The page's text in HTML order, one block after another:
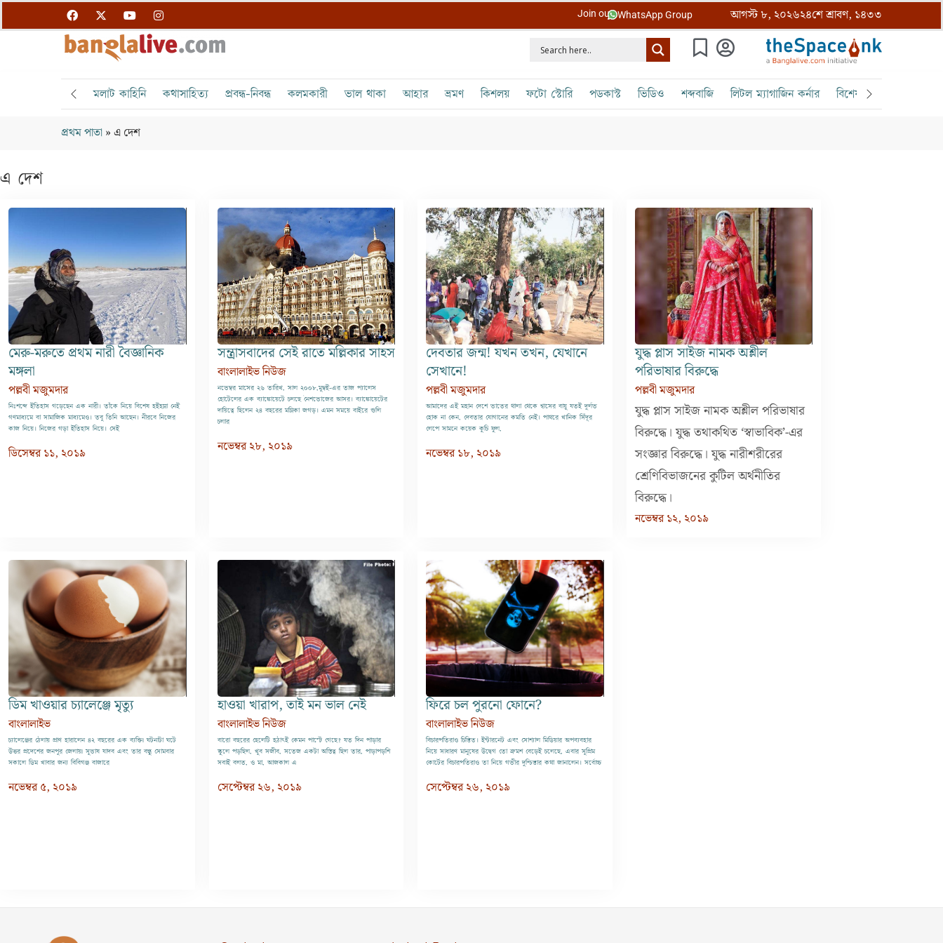
Join our WhatsApp Group আগস্ট ৮, ২০২৬২৪শে শ্রাবণ, ১৪৩৩
মলাট কাহিনি কথাসাহিত্য প্রবন্ধ-নিবন্ধ কলমকারী ভাল থাকা আহার ভ্রমণ কিশলয় ফটো স্টোরি পডকাস্ট ভিডিও শব্দবাজি লিটল ম্যাগাজিন কর্নার বিশেষ ক্রোড়পত্র
প্রথম পাতা »এ দেশ
এ দেশ
মেরু-মরুতে প্রথম নারী বৈজ্ঞানিক
মঙ্গলা
পল্লবী মজুমদার
নিঃশব্দে ইতিহাস গড়েছেন এক নারী। তাঁকে নিয়ে বিশেষ হইহল্লা নেই
গণমাধ্যমে বা সামাজিক মাধ্যমেও। তবু তিনি আছেন। নীরবে নিজের
কাজ নিয়ে। নিজের গড়া ইতিহাস নিয়ে। সেই
ডিসেম্বর ১১, ২০১৯
সন্ত্রাসবাদের সেই রাতে মল্লিকার সাহস
বাংলালাইভ নিউজ
নভেম্বর মাসের ২৬ তারিখ, সাল ২০০৮,মুম্বই-এর তাজ প্যালেস
হোটেলের এক ব্যাঙ্কোয়েটে চলছে নৈশভোজের আসর। ব্যাঙ্কোয়েটের
দায়িত্বে ছিলেন ২৪ বছরের মল্লিকা জগড়। এমন সময়ে বাইরে গুলি
চলার
নভেম্বর ২৮, ২০১৯
দেবতার জন্ম! যখন তখন, যেখানে
সেখানে!
পল্লবী মজুমদার
আমাদের এই মহান দেশে ভাতের থালা থেকে শ্বাসের বায়ু যতই দুর্লভ
হোক না কেন, দেবতার যোগানের কমতি নেই। পাথরে খানিক সিঁদূর
লেপে সামনে কয়েক কুচি ফুল,
নভেম্বর ১৮, ২০১৯
যুদ্ধ প্লাস সাইজ নামক অশ্লীল
পরিভাষার বিরুদ্ধে
পল্লবী মজুমদার
যুদ্ধ প্লাস সাইজ নামক অশ্লীল পরিভাষার
বিরুদ্ধে। যুদ্ধ তথাকথিত ‘স্বাভাবিক’-এর
সংজ্ঞার বিরুদ্ধে। যুদ্ধ নারীশরীরের
শ্রেণিবিভাজনের কুটিল অর্থনীতির
বিরুদ্ধে।
নভেম্বর ১২, ২০১৯
ডিম খাওয়ার চ্যালেঞ্জে মৃত্যু
বাংলালাইভ
চ্যালেঞ্জের ঠেলায় প্রাণ হারালেন ৪২ বছরের এক ব্যক্তি| ঘটনাটা ঘটে
উত্তর প্রদেশের জনপুর জেলায়| সুভাষ যাদব এবং তার বন্ধু সোমবার
সকালে ডিম খাবার জন্য বিবিগঞ্জ বাজারে
নভেম্বর ৫, ২০১৯
হাওয়া খারাপ, তাই মন ভাল নেই
বাংলালাইভ নিউজ
বারো বছরের ছেলেটি হঠাৎই কেমন পাল্টে গেছে? যত দিন পাড়ার
স্কুলে পড়ছিল, খুব সজীব, সতেজ একটা অস্তিত্ব ছিল তার, পাড়াপড়শি
সবাই বলত, ও মা, আজকাল এ
সেপ্টেম্বর ২৬, ২০১৯
ফিরে চল পুরনো ফোনে?
বাংলালাইভ নিউজ
বিচারপতিরাও চিন্তিত। ইন্টারনেট এবং সোশ্যাল মিডিয়ার অপব্যবহার
নিয়ে সাধারণ মানুষের উদ্বেগ তো ক্রমশ বেড়েই চলেছে, এবার সুপ্রিম
কোর্টের বিচারপতিরাও তা নিয়ে গভীর দুশ্চিন্তার কথা জানালেন। সর্বোচ্চ
সেপ্টেম্বর ২৬, ২০১৯